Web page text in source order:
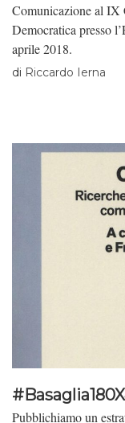
Comunicazione al IX
Democratica presso
aprile 2018.
di Riccardo Ierna
Pubblichiamo un